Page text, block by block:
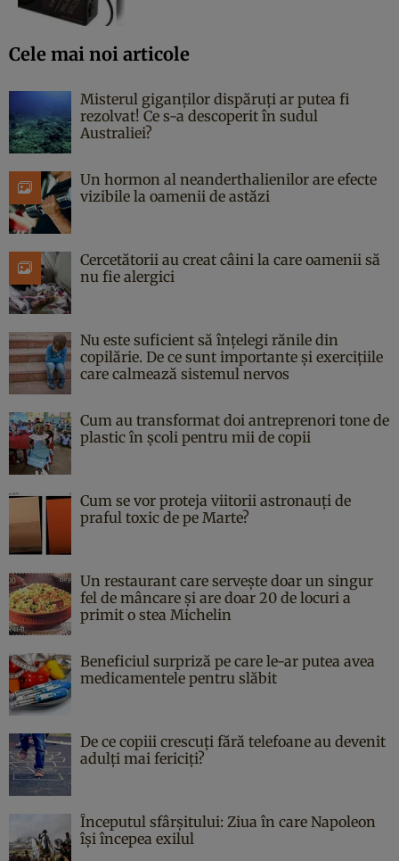
Cele mai noi articole
Misterul giganților dispăruți ar putea fi
rezolvat! Ce s-a descoperit în sudul
Australiei?
Un hormon al neanderthalienilor are efecte
vizibile la oamenii de astăzi
Cercetătorii au creat câini la care oamenii să
nu fie alergici
Nu este suficient să înțelegi rănile din
copilărie. De ce sunt importante și exercițiile
care calmează sistemul nervos
Cum au transformat doi antreprenori tone de
plastic în școli pentru mii de copii
Cum se vor proteja viitorii astronauți de
praful toxic de pe Marte?
Un restaurant care servește doar un singur
fel de mâncare și are doar 20 de locuri a
primit o stea Michelin
Beneficiul surpriză pe care le-ar putea avea
medicamentele pentru slăbit
De ce copiii crescuți fără telefoane au devenit
adulți mai fericiți?
Începutul sfârşitului: Ziua în care Napoleon
îşi începea exilul